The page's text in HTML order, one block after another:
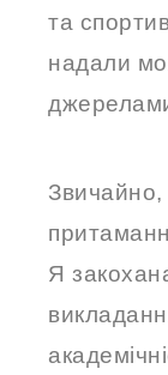
та
надали
Звичайно,
Я